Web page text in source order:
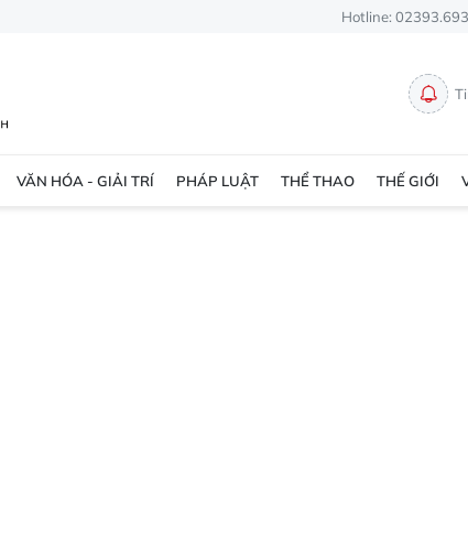
Hotline:
VĂN HÓA - GIẢI TRÍ PHÁP LUẬT THỂ THAO THẾ GIỚI